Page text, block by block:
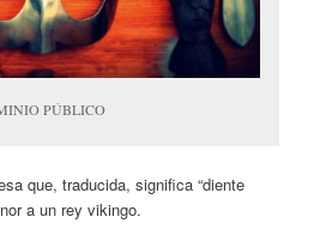
PÚBLICO
que, traducida, significa “diente
a un rey vikingo.